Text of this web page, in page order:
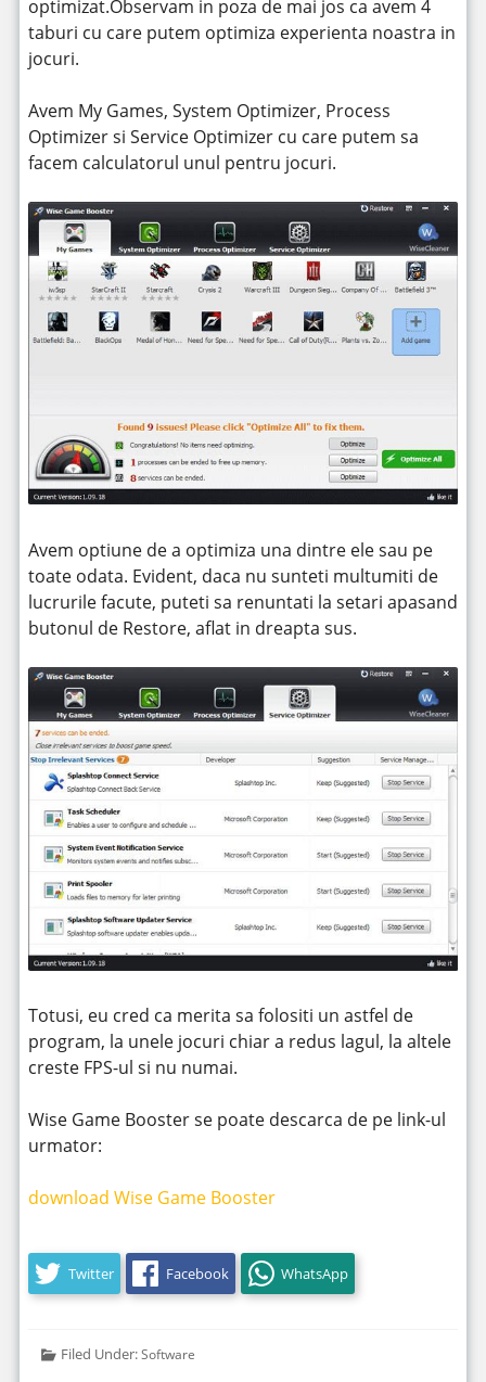
optimizat.Observam in poza de mai jos ca avem 4
taburi cu care putem optimiza experienta noastra in
jocuri.
Avem My Games, System Optimizer, Process
Optimizer si Service Optimizer cu care putem sa
facem calculatorul unul pentru jocuri.
Avem optiune de a optimiza una dintre ele sau pe
toate odata. Evident, daca nu sunteti multumiti de
lucrurile facute, puteti sa renuntati la setari apasand
butonul de Restore, aflat in dreapta sus.
Totusi, eu cred ca merita sa folositi un astfel de
program, la unele jocuri chiar a redus lagul, la altele
creste FPS-ul si nu numai.
Wise Game Booster se poate descarca de pe link-ul
urmator:
download Wise Game Booster
Twitter Facebook WhatsApp
Filed Under:Software